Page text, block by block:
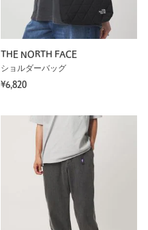
THE NORTH FACE
ショルダーバッグ
¥6,820